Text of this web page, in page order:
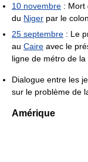
10 novembre : Mort
du Niger par le
25 septembre : Le
au Caire avec le
ligne de métro de la
Dialogue entre les
sur le problème de
Amérique